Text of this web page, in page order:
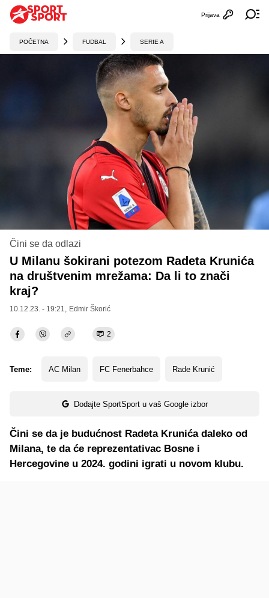
Otvori
Prijava
POČETNA FUDBAL SERIE A
Čini se da odlazi
U Milanu šokirani potezom Radeta Krunića
na društvenim mrežama: Da li to znači
kraj?
10.12.23. - 19:21, Edmir Škorić
2
Teme: AC Milan FC Fenerbahce Rade Krunić
Dodajte SportSport u vaš Google izbor
Čini se da je budućnost Radeta Krunića daleko od
Milana, te da će reprezentativac Bosne i
Hercegovine u 2024. godini igrati u novom klubu.